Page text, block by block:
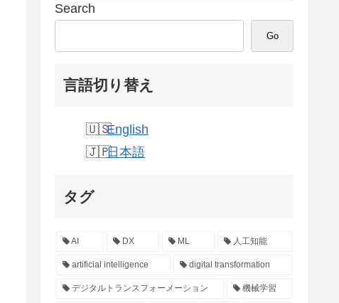
Search
Go
言語切り替え
English
日本語
タグ
AI DX ML 人工知能
artificial intelligence digital transformation
デジタルトランスフォーメーション 機械学習